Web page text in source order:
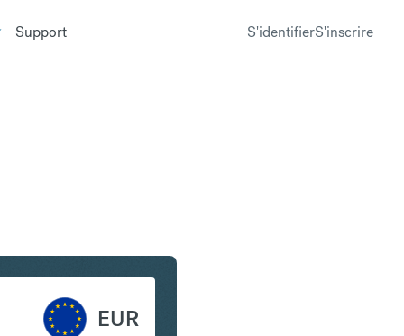
Support S'identifierS'inscrire
EUR